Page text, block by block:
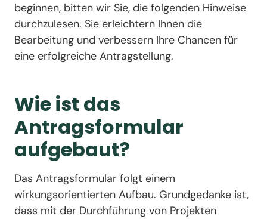
beginnen, bitten wir Sie, die folgenden Hinweise
durchzulesen. Sie erleichtern Ihnen die
Bearbeitung und verbessern Ihre Chancen für
eine erfolgreiche Antragstellung.
Wie ist das
Antragsformular
aufgebaut?
Das Antragsformular folgt einem
wirkungsorientierten Aufbau. Grundgedanke ist,
dass mit der Durchführung von Projekten